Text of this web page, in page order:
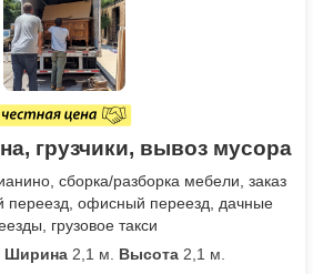
грузчики, вывоз мусора
сборка/разборка мебели, заказ
переезд, офисный переезд, дачные
грузовое такси
Ширина2,1 м. Высота2,1 м.